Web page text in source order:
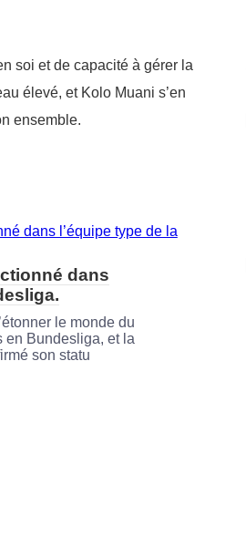
soi et de capacité à gérer la
élevé, et Kolo Muani s’en
ensemble.
dans
le monde du
en Bundesliga, et la
son statu